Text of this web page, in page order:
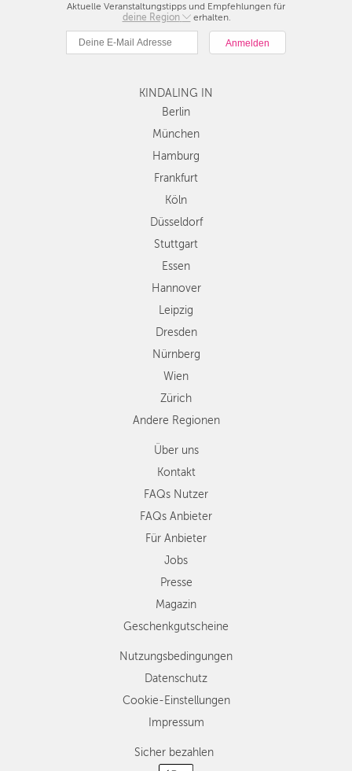
Aktuelle Veranstaltungstipps und Empfehlungen für
deine Region
Berlin
München
Hamburg
Köln
Düsseldorf
Stuttgart
Essen
Dresden
Nürnberg
Wien
Zürich
Andere
Regionen
erhalten.
KINDALING IN
Berlin
München
Hamburg
Frankfurt
Köln
Düsseldorf
Stuttgart
Essen
Hannover
Leipzig
Dresden
Nürnberg
Wien
Zürich
Andere Regionen
Über uns
Kontakt
FAQs Nutzer
FAQs Anbieter
Für Anbieter
Jobs
Presse
Magazin
Geschenkgutscheine
Nutzungsbedingungen
Datenschutz
Cookie-Einstellungen
Impressum
Sicher bezahlen